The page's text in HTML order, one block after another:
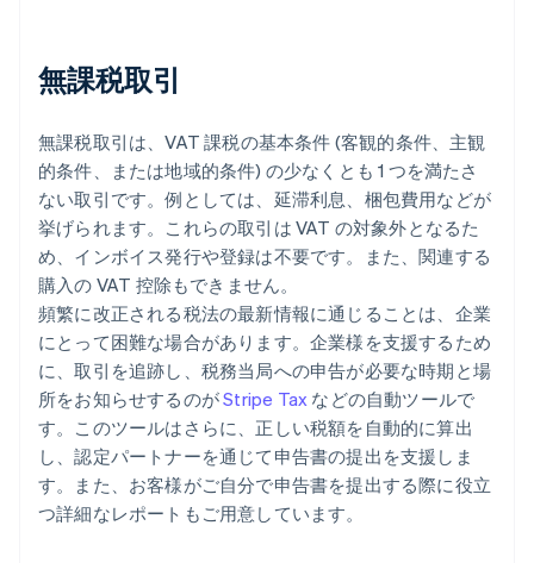
無課税取引
無課税取引は、VAT 課税の基本条件 (客観的条件、主観
的条件、または地域的条件) の少なくとも 1 つを満たさ
ない取引です。例としては、延滞利息、梱包費用などが
挙げられます。これらの取引は VAT の対象外となるた
め、インボイス発行や登録は不要です。また、関連する
購入の VAT 控除もできません。
頻繁に改正される税法の最新情報に通じることは、企業
にとって困難な場合があります。企業様を支援するため
に、取引を追跡し、税務当局への申告が必要な時期と場
所をお知らせするのがStripe Tax などの自動ツールで
す。このツールはさらに、正しい税額を自動的に算出
し、認定パートナーを通じて申告書の提出を支援しま
す。また、お客様がご自分で申告書を提出する際に役立
つ詳細なレポートもご用意しています。